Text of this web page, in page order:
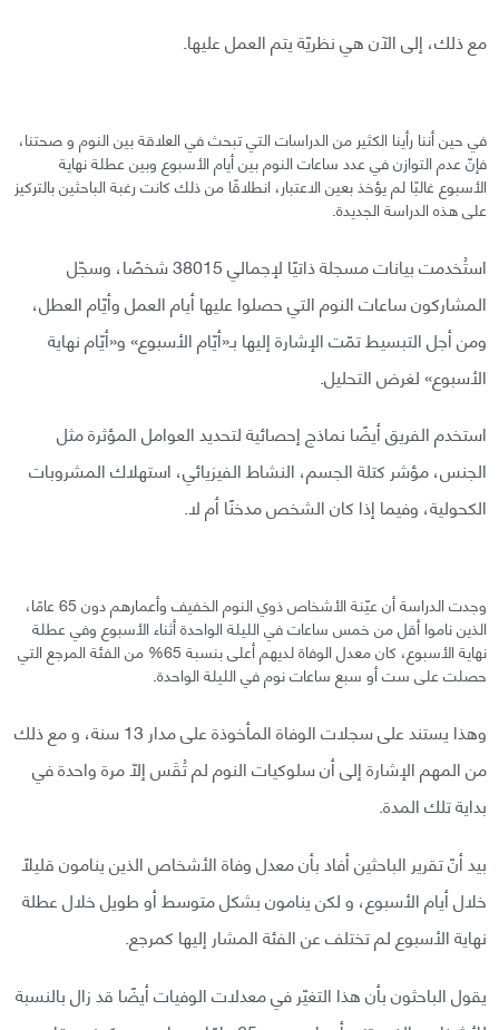
مع ذلك، إلى الآن هي نظريّة يتم العمل عليها.
في حين أننا رأينا الكثير من الدراسات التي تبحث في العلاقة بين النوم و صحتنا،
فإنّ عدم التوازن في عدد ساعات النوم بين أيام الأسبوع وبين عطلة نهاية
الأسبوع غالبًا لم يؤخذ بعين الاعتبار، انطلاقًا من ذلك كانت رغبة الباحثين بالتركيز
على هذه الدراسة الجديدة.
استُخدمت بيانات مسجلة ذاتيًا لإجمالي 38015 شخصًا، وسجّل
المشاركون ساعات النوم التي حصلوا عليها أيام العمل وأيّام العطل،
ومن أجل التبسيط تمّت الإشارة إليها بـ«أيّام الأسبوع» و«أيّام نهاية
الأسبوع» لغرض التحليل.
استخدم الفريق أيضًا نماذج إحصائية لتحديد العوامل المؤثرة مثل
الجنس، مؤشر كتلة الجسم، النشاط الفيزيائي، استهلاك المشروبات
الكحولية، وفيما إذا كان الشخص مدخنًا أم لا.
وجدت الدراسة أن عيّنة الأشخاص ذوي النوم الخفيف وأعمارهم دون 65 عامًا،
الذين ناموا أقل من خمس ساعات في الليلة الواحدة أثناء الأسبوع وفي عطلة
نهاية الأسبوع، كان معدل الوفاة لديهم أعلى بنسبة 65% من الفئة المرجع التي
حصلت على ست أو سبع ساعات نوم في الليلة الواحدة.
وهذا يستند على سجلات الوفاة المأخوذة على مدار 13 سنة، و مع ذلك
من المهم الإشارة إلى أن سلوكيات النوم لم تُقَس إلّا مرة واحدة في
بداية تلك المدة.
بيد أنّ تقرير الباحثين أفاد بأن معدل وفاة الأشخاص الذين ينامون قليلًا
خلال أيام الأسبوع، و لكن ينامون بشكل متوسط أو طويل خلال عطلة
نهاية الأسبوع لم تختلف عن الفئة المشار إليها كمرجع.
يقول الباحثون بأن هذا التغيّر في معدلات الوفيات أيضًا قد زال بالنسبة